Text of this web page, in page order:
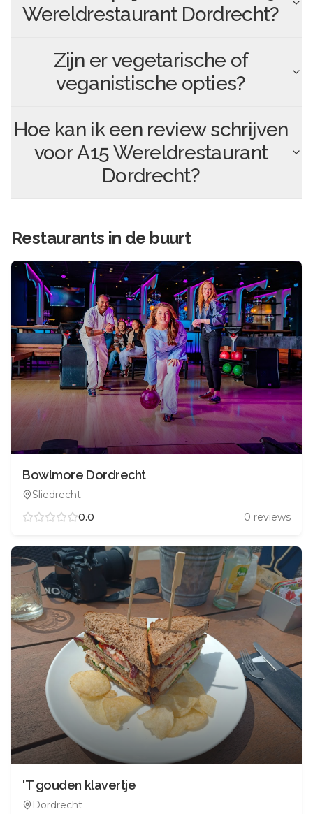
Wereldrestaurant Dordrecht?
Zijn er vegetarische of
veganistische opties?
Hoe kan ik een review schrijven
voorA15 Wereldrestaurant
Dordrecht?
Restaurants in de buurt
Bowlmore Dordrecht
Sliedrecht
0.0
0 reviews
'T gouden klavertje
Dordrecht